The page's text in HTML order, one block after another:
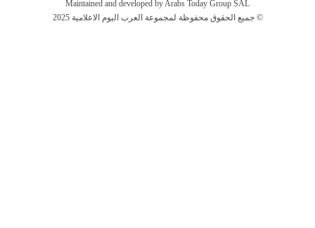
Maintained and developed by Arabs Today Group SAL
جميع الحقوق محفوظة لمجموعة العرب اليوم الاعلامية 2025 ©